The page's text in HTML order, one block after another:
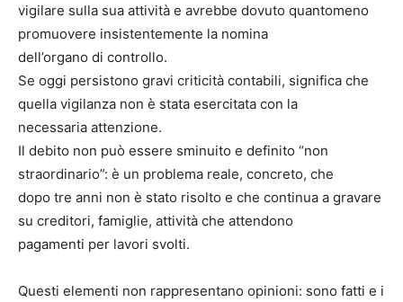
vigilare sulla sua attività e avrebbe dovuto quantomeno
promuovere insistentemente la nomina
dell’organo di controllo.
Se oggi persistono gravi criticità contabili, significa che
quella vigilanza non è stata esercitata con la
necessaria attenzione.
Il debito non può essere sminuito e definito “non
straordinario”: è un problema reale, concreto, che
dopo tre anni non è stato risolto e che continua a gravare
su creditori, famiglie, attività che attendono
pagamenti per lavori svolti.
Questi elementi non rappresentano opinioni: sono fatti e i